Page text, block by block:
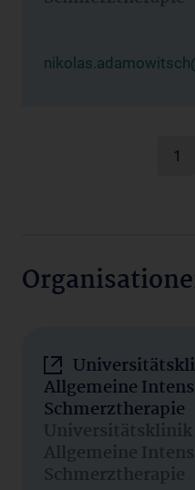
1
Allgemeine
Schmerztherapie
Universitätsklinik
Allgemeine
Schmerztherapie